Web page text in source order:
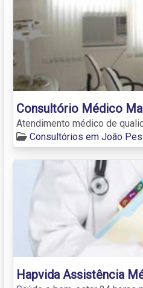
Consultório Médico
Atendimento médico de
Consultórios em João
Hapvida Assistência